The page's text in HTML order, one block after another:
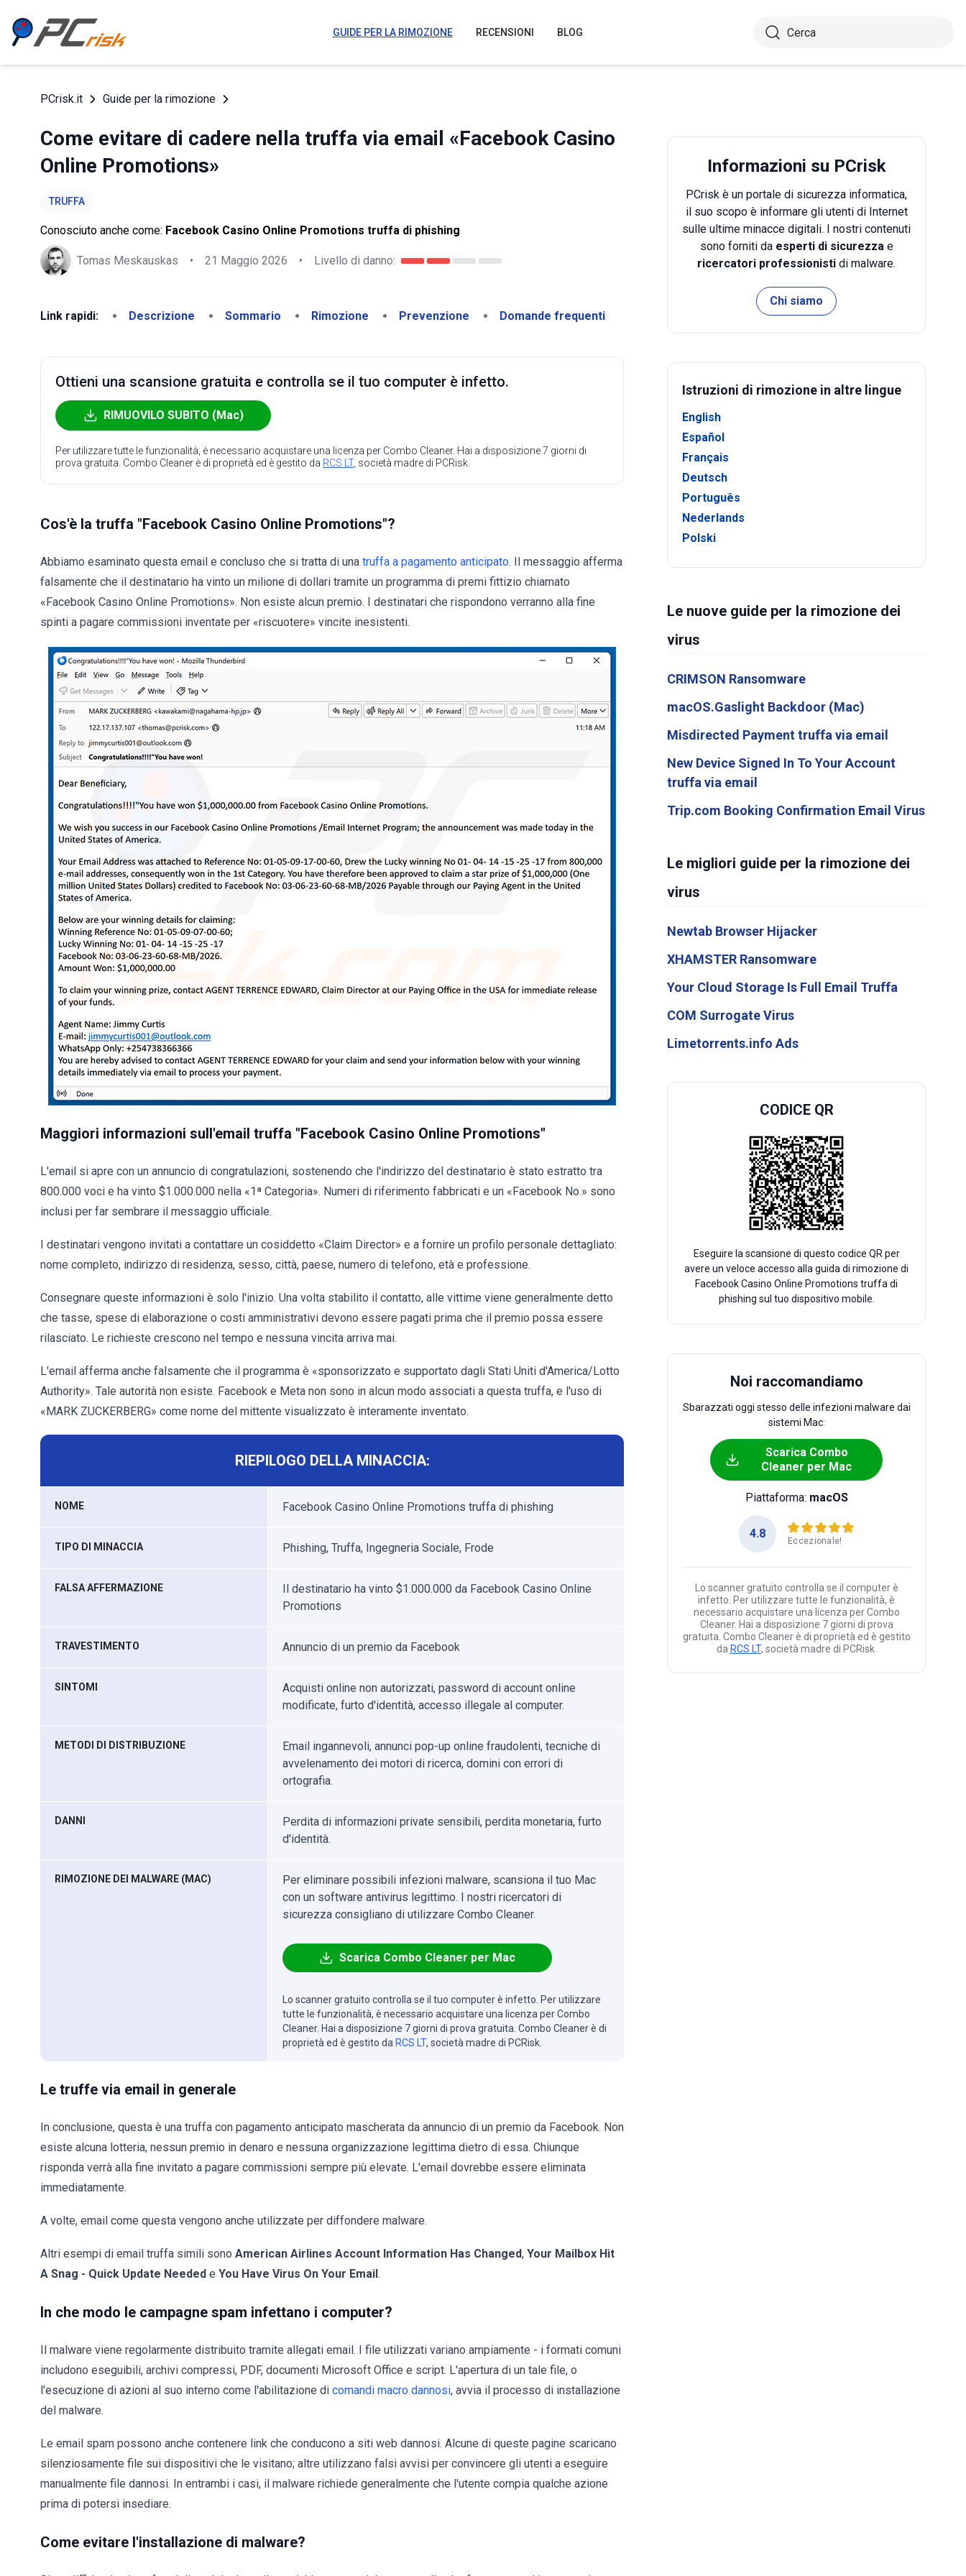
GUIDE PER LA RIMOZIONE RECENSIONI BLOG
PCrisk.it Guide per la rimozione
Come evitare di cadere nella truffa via email «Facebook Casino
Online Promotions»
TRUFFA
Conosciuto anche come: Facebook Casino Online Promotions truffa di phishing
Tomas Meskauskas • 21 Maggio 2026 • Livello di danno:
Link rapidi: Descrizione Sommario Rimozione Prevenzione Domande frequenti
Ottieni una scansione gratuita e controlla se il tuo computer è infetto.
RIMUOVILO SUBITO (Mac)
Per utilizzare tutte le funzionalità, è necessario acquistare una licenza per Combo Cleaner. Hai a disposizione 7 giorni di
prova gratuita. Combo Cleaner è di proprietà ed è gestito da RCS LT, società madre di PCRisk.
Cos'è la truffa "Facebook Casino Online Promotions"?
Abbiamo esaminato questa email e concluso che si tratta di una truffa a pagamento anticipato. Il messaggio afferma
falsamente che il destinatario ha vinto un milione di dollari tramite un programma di premi fittizio chiamato
«Facebook Casino Online Promotions». Non esiste alcun premio. I destinatari che rispondono verranno alla fine
spinti a pagare commissioni inventate per «riscuotere» vincite inesistenti.
Maggiori informazioni sull'email truffa "Facebook Casino Online Promotions"
L'email si apre con un annuncio di congratulazioni, sostenendo che l'indirizzo del destinatario è stato estratto tra
800.000 voci e ha vinto $1.000.000 nella «1ª Categoria». Numeri di riferimento fabbricati e un «Facebook No.» sono
inclusi per far sembrare il messaggio ufficiale.
I destinatari vengono invitati a contattare un cosiddetto «Claim Director» e a fornire un profilo personale dettagliato:
nome completo, indirizzo di residenza, sesso, città, paese, numero di telefono, età e professione.
Consegnare queste informazioni è solo l'inizio. Una volta stabilito il contatto, alle vittime viene generalmente detto
che tasse, spese di elaborazione o costi amministrativi devono essere pagati prima che il premio possa essere
rilasciato. Le richieste crescono nel tempo e nessuna vincita arriva mai.
L'email afferma anche falsamente che il programma è «sponsorizzato e supportato dagli Stati Uniti d'America/Lotto
Authority». Tale autorità non esiste. Facebook e Meta non sono in alcun modo associati a questa truffa, e l'uso di
«MARK ZUCKERBERG» come nome del mittente visualizzato è interamente inventato.
RIEPILOGO DELLA MINACCIA:
NOME Facebook Casino Online Promotions truffa di phishing
TIPO DI MINACCIA Phishing, Truffa, Ingegneria Sociale, Frode
FALSA AFFERMAZIONE
Il destinatario ha vinto $1.000.000 da Facebook Casino Online
Promotions
TRAVESTIMENTO Annuncio di un premio da Facebook
SINTOMI
Acquisti online non autorizzati, password di account online
modificate, furto d'identità, accesso illegale al computer.
METODI DI DISTRIBUZIONE
Email ingannevoli, annunci pop-up online fraudolenti, tecniche di
avvelenamento dei motori di ricerca, domini con errori di
ortografia.
DANNI
Perdita di informazioni private sensibili, perdita monetaria, furto
d'identità.
RIMOZIONE DEI MALWARE (MAC)
Per eliminare possibili infezioni malware, scansiona il tuo Mac
con un software antivirus legittimo. I nostri ricercatori di
sicurezza consigliano di utilizzare Combo Cleaner.
Scarica Combo Cleaner per Mac
Lo scanner gratuito controlla se il tuo computer è infetto. Per utilizzare
tutte le funzionalità, è necessario acquistare una licenza per Combo
Cleaner. Hai a disposizione 7 giorni di prova gratuita. Combo Cleaner è di
proprietà ed è gestito da RCS LT, società madre di PCRisk.
Le truffe via email in generale
In conclusione, questa è una truffa con pagamento anticipato mascherata da annuncio di un premio da Facebook. Non
esiste alcuna lotteria, nessun premio in denaro e nessuna organizzazione legittima dietro di essa. Chiunque
risponda verrà alla fine invitato a pagare commissioni sempre più elevate. L'email dovrebbe essere eliminata
immediatamente.
A volte, email come questa vengono anche utilizzate per diffondere malware.
Altri esempi di email truffa simili sono American Airlines Account Information Has Changed, Your Mailbox Hit
A Snag - Quick Update Needed e You Have Virus On Your Email.
In che modo le campagne spam infettano i computer?
Il malware viene regolarmente distribuito tramite allegati email. I file utilizzati variano ampiamente - i formati comuni
includono eseguibili, archivi compressi, PDF, documenti Microsoft Office e script. L'apertura di un tale file, o
l'esecuzione di azioni al suo interno come l'abilitazione di comandi macro dannosi, avvia il processo di installazione
del malware.
Le email spam possono anche contenere link che conducono a siti web dannosi. Alcune di queste pagine scaricano
silenziosamente file sui dispositivi che le visitano; altre utilizzano falsi avvisi per convincere gli utenti a eseguire
manualmente file dannosi. In entrambi i casi, il malware richiede generalmente che l'utente compia qualche azione
prima di potersi insediare.
Come evitare l'installazione di malware?
Informazioni su PCrisk
PCrisk è un portale di sicurezza informatica,
il suo scopo è informare gli utenti di Internet
sulle ultime minacce digitali. I nostri contenuti
sono forniti da esperti di sicurezzae
ricercatori professionisti di malware.
Chi siamo
Istruzioni di rimozione in altre lingue
English
Español
Français
Deutsch
Português
Nederlands
Polski
Le nuove guide per la rimozione dei
virus
CRIMSON Ransomware
macOS.Gaslight Backdoor (Mac)
Misdirected Payment truffa via email
New Device Signed In To Your Account
truffa via email
Trip.com Booking Confirmation Email Virus
Le migliori guide per la rimozione dei
virus
Newtab Browser Hijacker
XHAMSTER Ransomware
Your Cloud Storage Is Full Email Truffa
COM Surrogate Virus
Limetorrents.info Ads
CODICE QR
Eseguire la scansione di questo codice QR per
avere un veloce accesso alla guida di rimozione di
Facebook Casino Online Promotions truffa di
phishing sul tuo dispositivo mobile.
Noi raccomandiamo
Sbarazzati oggi stesso delle infezioni malware dai
sistemi Mac:
Scarica Combo
Cleaner per Mac
Piattaforma: macOS
4.8
Eccezionale!
Lo scanner gratuito controlla se il computer è
infetto. Per utilizzare tutte le funzionalità, è
necessario acquistare una licenza per Combo
Cleaner. Hai a disposizione 7 giorni di prova
gratuita. Combo Cleaner è di proprietà ed è gestito
da RCS LT, società madre di PCRisk.